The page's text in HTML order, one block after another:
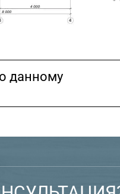
данному